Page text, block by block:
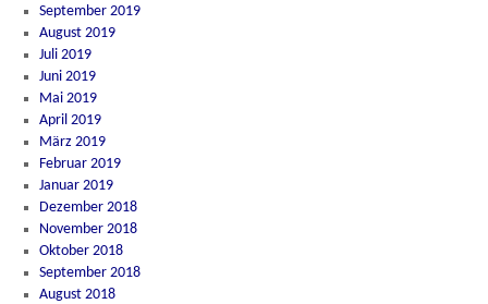
September 2019
August 2019
Juli 2019
Juni 2019
Mai 2019
April 2019
März 2019
Februar 2019
Januar 2019
Dezember 2018
November 2018
Oktober 2018
September 2018
August 2018